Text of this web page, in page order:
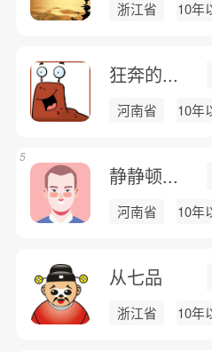
浙江省 10年
狂奔的...
河南省 10年
静静顿...
河南省 10年
5
从七品
浙江省 10年